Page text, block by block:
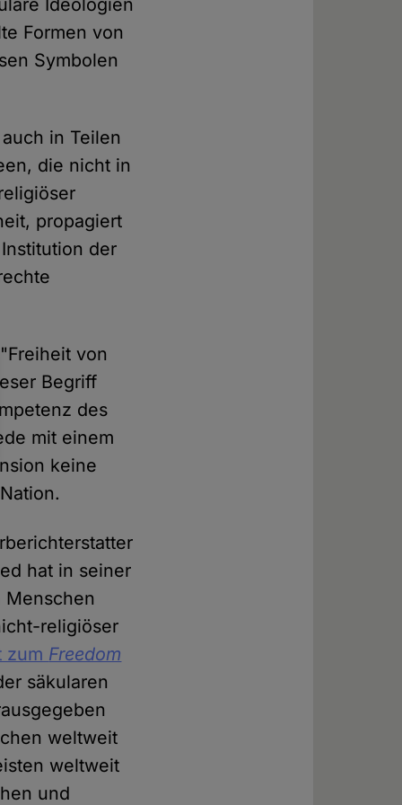
Ideologien
Formen von
Symbolen
in Teilen
die nicht in
propagiert
der
von
Begriff
des
mit einem
keine
hat in seiner
religiöser
zum Freedom
säkularen
weltweit
weltweit
und